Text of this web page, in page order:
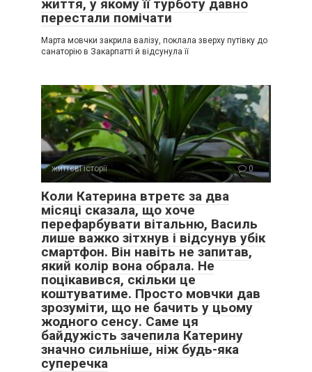
життя, у якому її турботу давно
перестали помічати
Марта мовчки закрила валізу, поклала зверху путівку до
санаторію в Закарпатті й відсунула її
життєві історії 0
Коли Катерина втретє за два
місяці сказала, що хоче
перефарбувати вітальню, Василь
лише важко зітхнув і відсунув убік
смартфон. Він навіть не запитав,
який колір вона обрала. Не
поцікавився, скільки це
коштуватиме. Просто мовчки дав
зрозуміти, що не бачить у цьому
жодного сенсу. Саме ця
байдужість зачепила Катерину
значно сильніше, ніж будь-яка
суперечка